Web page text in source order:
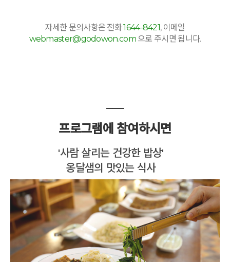
자세한 문의사항은 전화1644-8421, 이메일
webmaster@godowon.com으로 주시면 됩니다.
프로그램에 참여하시면
'사람 살리는 건강한 밥상'
옹달샘의 맛있는 식사